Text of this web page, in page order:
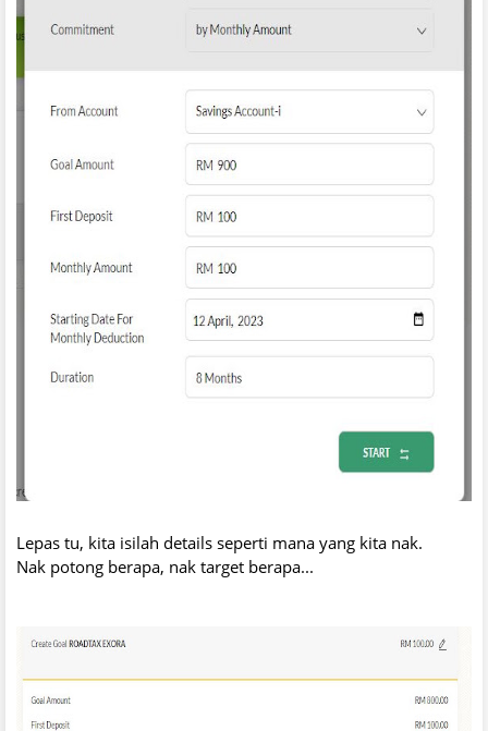
Lepas tu, kita isilah details seperti mana yang kita nak.
Nak potong berapa, nak target berapa...